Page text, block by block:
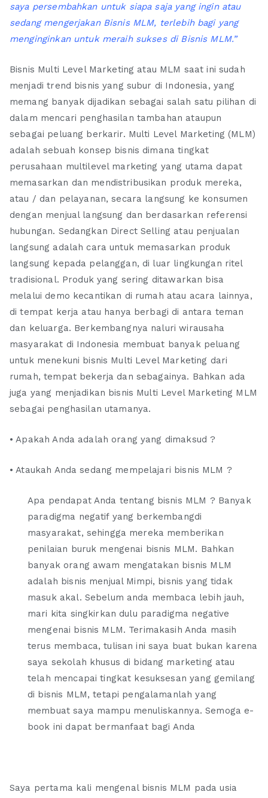
saya persembahkan untuk siapa saja yang ingin atau
sedang mengerjakan Bisnis MLM, terlebih bagi yang
menginginkan untuk meraih sukses di Bisnis MLM.”
Bisnis Multi Level Marketing atau MLM saat ini sudah
menjadi trend bisnis yang subur di Indonesia, yang
memang banyak dijadikan sebagai salah satu pilihan di
dalam mencari penghasilan tambahan ataupun
sebagai peluang berkarir. Multi Level Marketing (MLM)
adalah sebuah konsep bisnis dimana tingkat
perusahaan multilevel marketing yang utama dapat
memasarkan dan mendistribusikan produk mereka,
atau / dan pelayanan, secara langsung ke konsumen
dengan menjual langsung dan berdasarkan referensi
hubungan. Sedangkan Direct Selling atau penjualan
langsung adalah cara untuk memasarkan produk
langsung kepada pelanggan, di luar lingkungan ritel
tradisional. Produk yang sering ditawarkan bisa
melalui demo kecantikan di rumah atau acara lainnya,
di tempat kerja atau hanya berbagi di antara teman
dan keluarga. Berkembangnya naluri wirausaha
masyarakat di Indonesia membuat banyak peluang
untuk menekuni bisnis Multi Level Marketing dari
rumah, tempat bekerja dan sebagainya. Bahkan ada
juga yang menjadikan bisnis Multi Level Marketing MLM
sebagai penghasilan utamanya.
• Apakah Anda adalah orang yang dimaksud ?
• Ataukah Anda sedang mempelajari bisnis MLM ?
Apa pendapat Anda tentang bisnis MLM ? Banyak
paradigma negatif yang berkembangdi
masyarakat, sehingga mereka memberikan
penilaian buruk mengenai bisnis MLM. Bahkan
banyak orang awam mengatakan bisnis MLM
adalah bisnis menjual Mimpi, bisnis yang tidak
masuk akal. Sebelum anda membaca lebih jauh,
mari kita singkirkan dulu paradigma negative
mengenai bisnis MLM. Terimakasih Anda masih
terus membaca, tulisan ini saya buat bukan karena
saya sekolah khusus di bidang marketing atau
telah mencapai tingkat kesuksesan yang gemilang
di bisnis MLM, tetapi pengalamanlah yang
membuat saya mampu menuliskannya. Semoga e-
book ini dapat bermanfaat bagi Anda
Saya pertama kali mengenal bisnis MLM pada usia